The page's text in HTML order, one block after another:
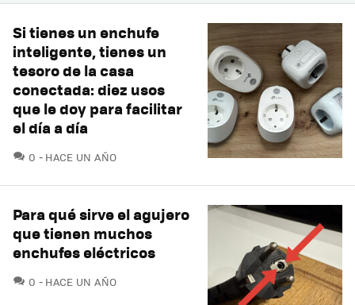
Si tienes un enchufe
inteligente, tienes un
tesoro de la casa
conectada: diez usos
que le doy para facilitar
el día a día
0 COMENTARIOS
HACE UN AÑO
Para qué sirve el agujero
que tienen muchos
enchufes eléctricos
0 COMENTARIOS
HACE UN AÑO